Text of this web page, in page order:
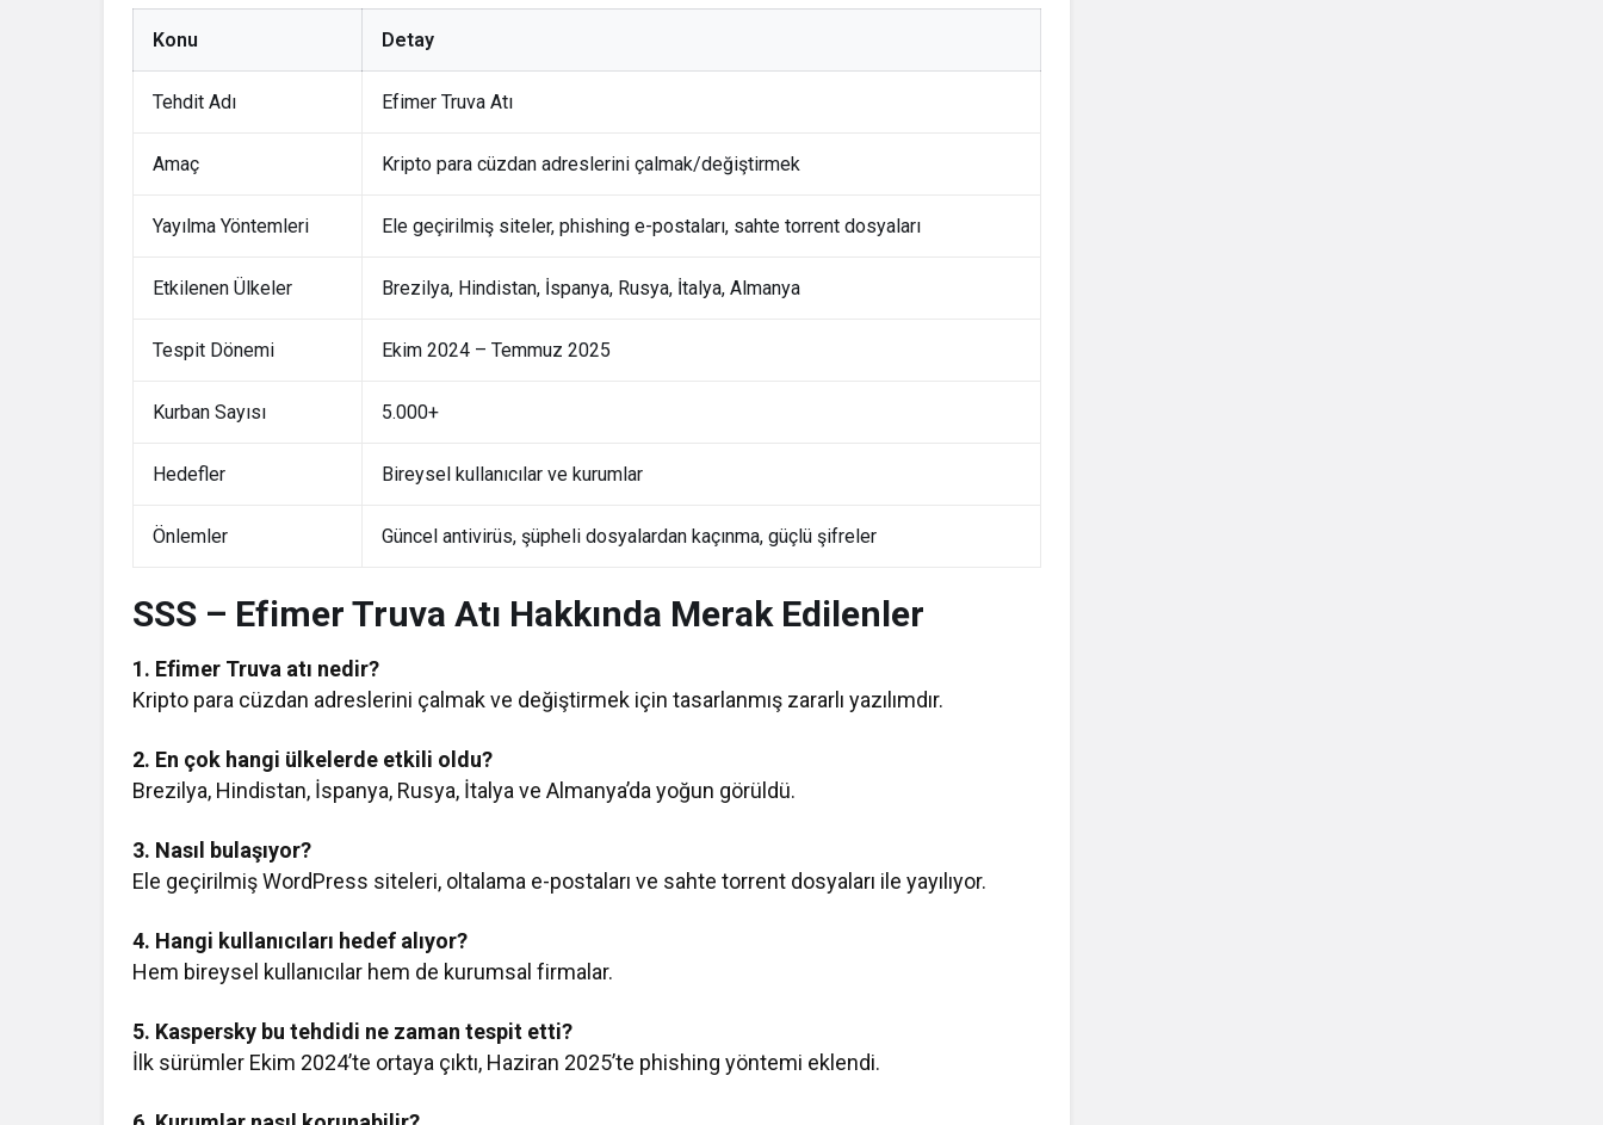
Konu Detay
Tehdit Adı Efimer Truva Atı
Amaç Kripto para cüzdan adreslerini çalmak/değiştirmek
Yayılma Yöntemleri Ele geçirilmiş siteler, phishing e-postaları, sahte torrent dosyaları
Etkilenen Ülkeler Brezilya, Hindistan, İspanya, Rusya, İtalya, Almanya
Tespit Dönemi Ekim 2024 – Temmuz 2025
Kurban Sayısı 5.000+
Hedefler Bireysel kullanıcılar ve kurumlar
Önlemler Güncel antivirüs, şüpheli dosyalardan kaçınma, güçlü şifreler
SSS – Efimer Truva Atı Hakkında Merak Edilenler
1. Efimer Truva atı nedir?
Kripto para cüzdan adreslerini çalmak ve değiştirmek için tasarlanmış zararlı yazılımdır.
2. En çok hangi ülkelerde etkili oldu?
Brezilya, Hindistan, İspanya, Rusya, İtalya ve Almanya’da yoğun görüldü.
3. Nasıl bulaşıyor?
Ele geçirilmiş WordPress siteleri, oltalama e-postaları ve sahte torrent dosyaları ile yayılıyor.
4. Hangi kullanıcıları hedef alıyor?
Hem bireysel kullanıcılar hem de kurumsal firmalar.
5. Kaspersky bu tehdidi ne zaman tespit etti?
İlk sürümler Ekim 2024’te ortaya çıktı, Haziran 2025’te phishing yöntemi eklendi.